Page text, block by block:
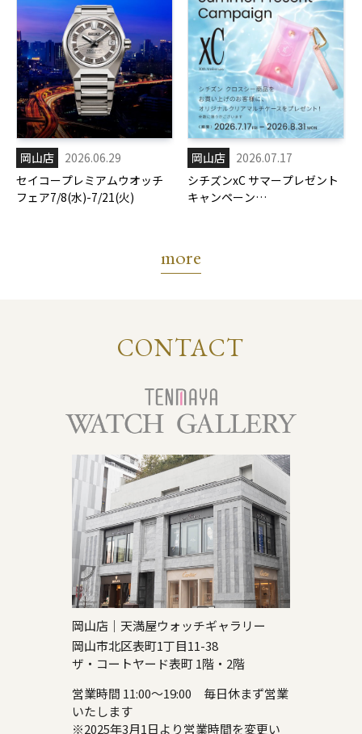
岡山店
2026.06.29
セイコープレミアムウオッチ
フェア7/8(水)-7/21(火)
岡山店
2026.07.17
シチズンxC サマープレゼント
キャンペーン
more
CONTACT
岡山店｜天満屋ウォッチギャラリー
岡山市北区表町1丁目11-38
ザ・コートヤード表町 1階・2階
営業時間 11:00～19:00 毎日休まず営業
いたします
※2025年3月1日より営業時間を変更い